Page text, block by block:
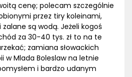
cenę; polecam szczególnie
przez tiry koleinami,
są wodą. Jeżeli kogoś
za 30-40 tys. zł to na te
zamiana słowackich
w Mlada Boleslaw na letnie
i bardzo udanym